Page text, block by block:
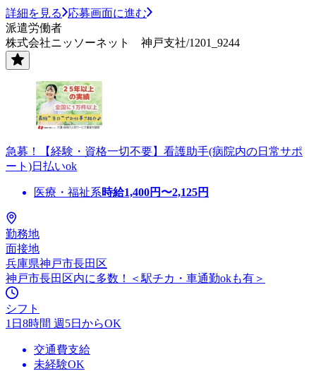
詳細を見る
応募画面に進む
派遣労働者
株式会社ニッソーネット 神戸支社/1201_9244
急募！【経験・資格一切不要】看護助手(病院内の日常サポ
ート)日払いok
医療・福祉系時給1,400円〜2,125円
勤務地
面接地
兵庫県神戸市長田区
神戸市長田区内に多数！＜駅チカ・車通勤okも有＞
シフト
1日8時間 週5日からOK
交通費支給
未経験OK